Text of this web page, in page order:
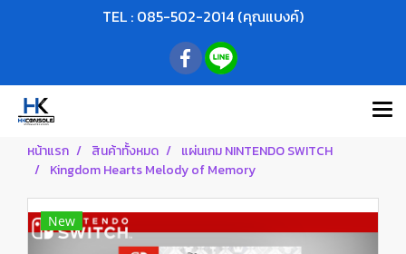
TEL : 085-502-2014 (คุณแบงค์)
หน้าแรก สินค้าทั้งหมด
แผ่นเกม NINTENDO SWITCH
Kingdom Hearts Melody of Memory
New